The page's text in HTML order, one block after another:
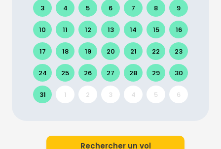
3 4 5 6 7 8 9
10 11 12 13 14 15 16
17 18 19 20 21 22 23
24 25 26 27 28 29 30
31 1 2 3 4 5 6
Rechercher un vol